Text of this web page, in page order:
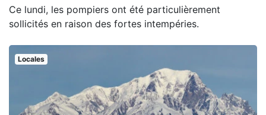
Ce lundi, les pompiers ont été particulièrement
sollicités en raison des fortes intempéries.
Locales